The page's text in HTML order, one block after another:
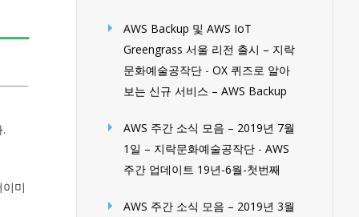
미
AWS Backup 및 AWS IoT
Greengrass 서울 리전 출시 – 지락
문화예술공작단 - OX 퀴즈로 알아
보는 신규 서비스 – AWS Backup
AWS 주간 소식 모음 – 2019년 7월
1일 – 지락문화예술공작단 - AWS
주간 업데이트 19년-6월-첫번째
AWS 주간 소식 모음 – 2019년 3월